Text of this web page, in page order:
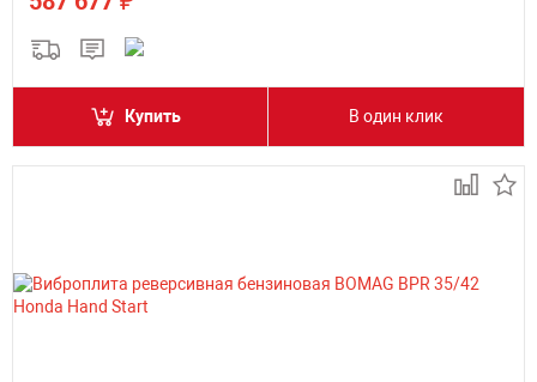
Купить В один клик